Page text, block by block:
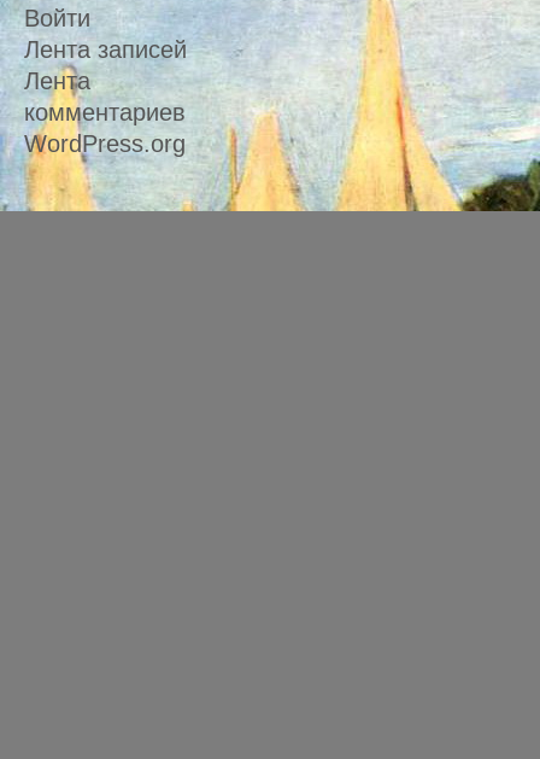
Войти
Лента записей
Лента
комментариев
WordPress.org